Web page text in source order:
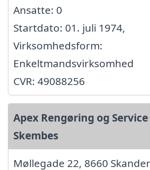
Ansatte: 0
Startdato: 01. juli 1974,
Virksomhedsform:
Enkeltmandsvirksomhed
CVR: 49088256
Apex Rengøring og
Skembes
Møllegade 22, 8660